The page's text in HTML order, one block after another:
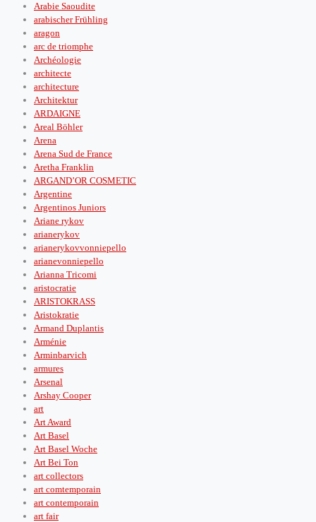
Arabie Saoudite
arabischer Frühling
aragon
arc de triomphe
Archéologie
architecte
architecture
Architektur
ARDAIGNE
Areal Böhler
Arena
Arena Sud de France
Aretha Franklin
ARGAND’OR COSMETIC
Argentine
Argentinos Juniors
Ariane rykov
arianerykov
arianerykovvonniepello
arianevonniepello
Arianna Tricomi
aristocratie
ARISTOKRASS
Aristokratie
Armand Duplantis
Arménie
Arminbarvich
armures
Arsenal
Arshay Cooper
art
Art Award
Art Basel
Art Basel Woche
Art Bei Ton
art collectors
art comtemporain
art contemporain
art fair